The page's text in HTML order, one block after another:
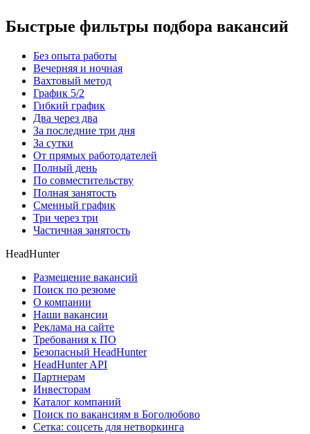
Быстрые фильтры подбора вакансий
Без опыта работы
Вечерняя и ночная
Вахтовый метод
График 5/2
Гибкий график
Два через два
За последние три дня
За сутки
От прямых работодателей
Полный день
По совместительству
Полная занятость
Сменный график
Три через три
Частичная занятость
HeadHunter
Размещение вакансий
Поиск по резюме
О компании
Наши вакансии
Реклама на сайте
Требования к ПО
Безопасный HeadHunter
HeadHunter API
Партнерам
Инвесторам
Каталог компаний
Поиск по вакансиям в Боголюбово
Сетка: соцсеть для нетворкинга